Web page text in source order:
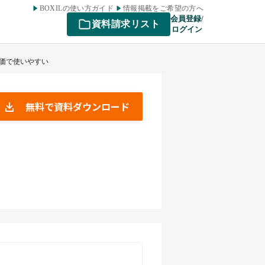
BOXILの使い方ガイド 情報掲載をご希望の方へ
資料請求リスト
会員登録/
ログイン
で使いやすい
無料で資料ダウンロード